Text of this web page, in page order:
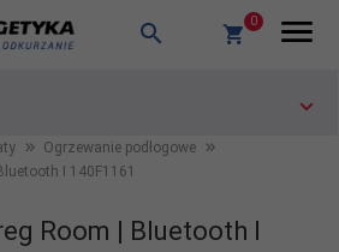
0
Ogrzewanie podłogowe
I 140F1161
Room | Bluetooth I